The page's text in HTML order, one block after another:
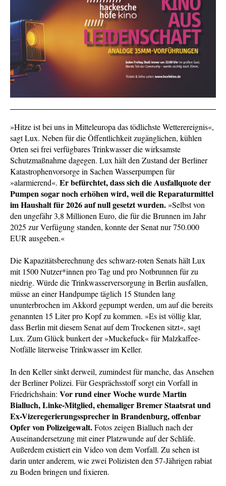
»Hitze ist bei uns in Mitteleuropa das tödlichste Wetterereignis«,
sagt Lux. Neben für die Öffentlichkeit zugänglichen, kühlen
Orten sei frei verfügbares Trinkwasser die wirksamste
Schutzmaßnahme dagegen. Lux hält den Zustand der Berliner
Katastrophenvorsorge in Sachen Wasserpumpen für
»alarmierend«. Er befürchtet, dass sich die Ausfallquote der
Pumpen sogar noch erhöhen wird, weil die Reparaturmittel
im Haushalt für 2026 auf null gesetzt wurden.»Selbst von
den ungefähr 3,8 Millionen Euro, die für die Brunnen im Jahr
2025 zur Verfügung standen, konnte der Senat nur 750.000
EUR ausgeben.«
Die Kapazitätsberechnung des schwarz-roten Senats hält Lux
mit 1500 Nutzer*innen pro Tag und pro Notbrunnen für zu
niedrig. Würde die Trinkwasserversorgung in Berlin ausfallen,
müsse an einer Handpumpe täglich 15 Stunden lang
ununterbrochen im Akkord gepumpt werden, um auf die bereits
genannten 15 Liter pro Kopf zu kommen. »Es ist völlig klar,
dass Berlin mit diesem Senat auf dem Trockenen sitzt«, sagt
Lux. Zum Glück bunkert der »Muckefuck« für Malzkaffee-
Notfälle literweise Trinkwasser im Keller.
In den Keller sinkt derweil, zumindest für manche, das Ansehen
der Berliner Polizei. Für Gesprächsstoff sorgt ein Vorfall in
Friedrichshain: Vor rund einer Woche wurde Martin
Bialluch, Linke-Mitglied, ehemaliger Bremer Staatsrat und
Ex-Vizeregerierungssprecher in Brandenburg, offenbar
Opfer von Polizeigewalt.Fotos zeigen Bialluch nach der
Auseinandersetzung mit einer Platzwunde auf der Schläfe.
Außerdem existiert ein Video von dem Vorfall. Zu sehen ist
darin unter anderem, wie zwei Polizisten den 57-Jährigen rabiat
zu Boden bringen und fixieren.